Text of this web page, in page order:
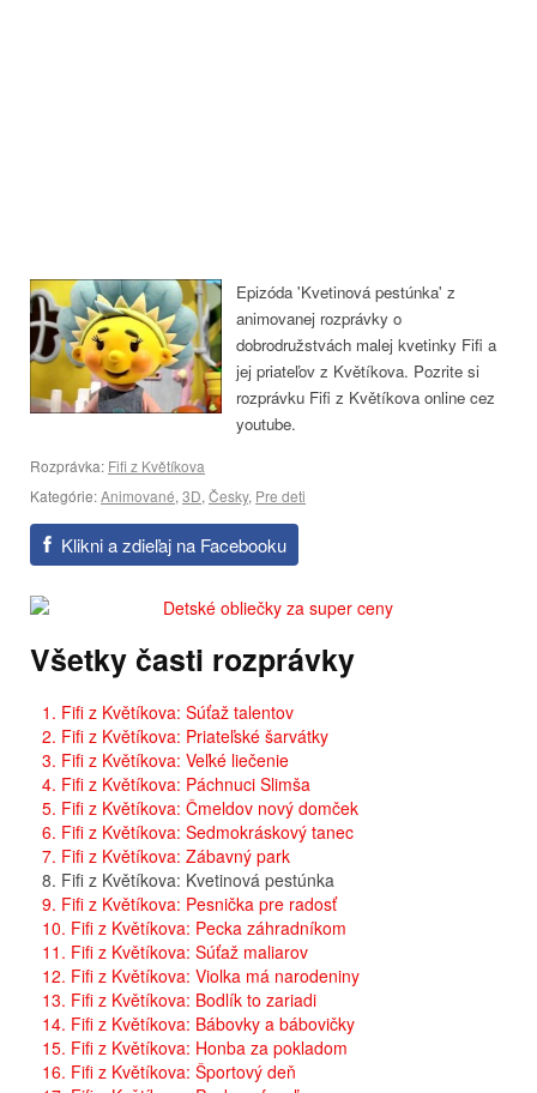
Epizóda 'Kvetinová pestúnka' z
animovanej rozprávky o
dobrodružstvách malej kvetinky Fifi a
jej priateľov z Květíkova. Pozrite si
rozprávku Fifi z Květíkova online cez
youtube.
Rozprávka: Fifi z Květíkova
Kategórie:Animované, 3D, Česky, Pre deti
Klikni a zdieľaj na Facebooku
Všetky časti rozprávky
1. Fifi z Květíkova: Súťaž talentov
2. Fifi z Květíkova: Priateľské šarvátky
3. Fifi z Květíkova: Veľké liečenie
4. Fifi z Květíkova: Páchnuci Slimša
5. Fifi z Květíkova: Čmeldov nový domček
6. Fifi z Květíkova: Sedmokráskový tanec
7. Fifi z Květíkova: Zábavný park
8. Fifi z Květíkova: Kvetinová pestúnka
9. Fifi z Květíkova: Pesnička pre radosť
10. Fifi z Květíkova: Pecka záhradníkom
11. Fifi z Květíkova: Súťaž maliarov
12. Fifi z Květíkova: Violka má narodeniny
13. Fifi z Květíkova: Bodlík to zariadi
14. Fifi z Květíkova: Bábovky a bábovičky
15. Fifi z Květíkova: Honba za pokladom
16. Fifi z Květíkova: Športový deň